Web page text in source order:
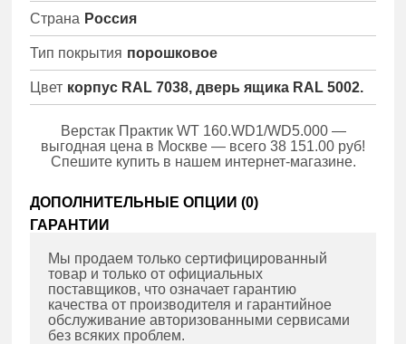
Страна Россия
Тип покрытия порошковое
Цвет корпус RAL 7038, дверь ящика RAL 5002.
Верстак Практик WT 160.WD1/WD5.000 —
выгодная цена в Москве — всего 38 151.00 руб!
Спешите купить в нашем интернет-магазине.
ДОПОЛНИТЕЛЬНЫЕ ОПЦИИ (0)
ГАРАНТИИ
Мы продаем только сертифицированный
товар и только от официальных
поставщиков, что означает гарантию
качества от производителя и гарантийное
обслуживание авторизованными сервисами
без всяких проблем.